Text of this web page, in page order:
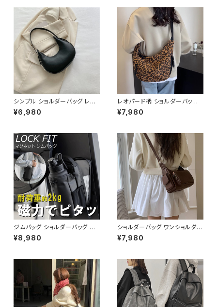
シンプル ショルダーバッグ レデ
ィースバッグ ワンショルダー 肩
掛け カジュアル PUレザー 高見
¥6,980
レオパード柄 ショルダーバッグ
ワンショルダーバッグ レディース
ヒョウ柄 バッグ カジュアル 軽量
20
¥7,980
ジムバッグ ショルダーバッグ ボ
ディバッグ マグネット メンズ レ
ディース バッグ ボトルホルダー
トネス 韓国 ファッション オフィ
スカジュアル サッカー バスケ 野
球 運動 散歩 学生 部活 お洒落
磁気 撥水 防水 通勤 通学 男女
兼用 春 夏 秋 冬 春夏 秋冬 大
人 子供 K-B0179
¥8,980
ショルダーバッグ ワンショルダー
バッグ レディース バッグ 肩掛け
斜めがけ クロスボディ おしゃれ
夏コーデ K-B0212
¥7,980